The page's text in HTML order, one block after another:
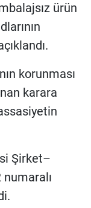
ürün
korunması
karara
Şirket–
numaralı